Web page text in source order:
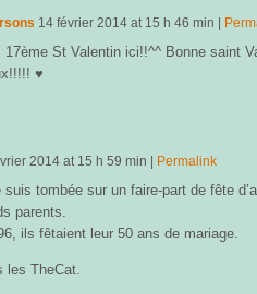
14 février 2014 at 15 h 46 min |
17ème St Valentin ici!!^^ Bonne saint
♥
2014 at 15 h 59 min | Permalink
suis tombée sur un faire-part de fête
parents.
ils fêtaient leur 50 ans de mariage.
les TheCat.